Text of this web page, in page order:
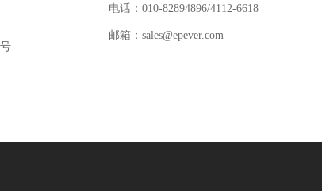
电话：010-82894896/4112-6618
邮箱：sales@epever.com